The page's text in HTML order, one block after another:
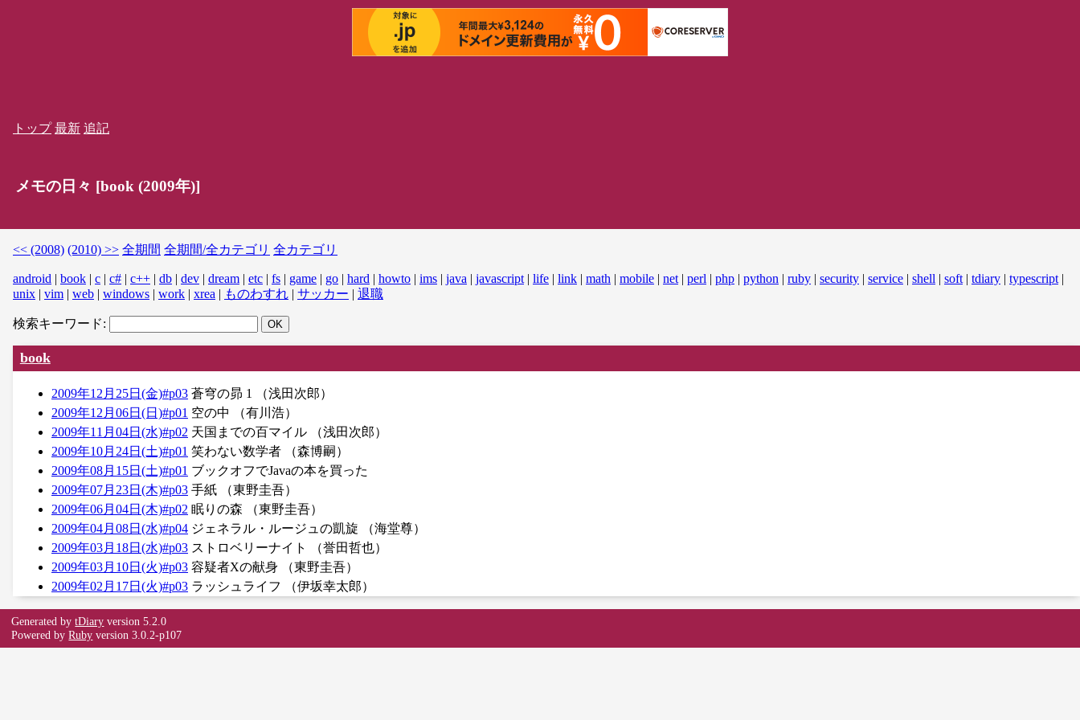
トップ 最新 追記
メモの日々 [book (2009年)]
<< (2008) (2010) >> 全期間 全期間/全カテゴリ 全カテゴリ
android | book | c | c# | c++ | db | dev | dream | etc | fs | game | go | hard | howto | ims | java | javascript | life | link | math | mobile | net | perl | php | python | ruby | security | service | shell | soft | tdiary | typescript |
unix | vim | web | windows | work | xrea | ものわすれ | サッカー | 退職
検索キーワード:
book
2009年12月25日(金)#p03 蒼穹の昴 1 （浅田次郎）
2009年12月06日(日)#p01 空の中 （有川浩）
2009年11月04日(水)#p02 天国までの百マイル （浅田次郎）
2009年10月24日(土)#p01 笑わない数学者 （森博嗣）
2009年08月15日(土)#p01 ブックオフでJavaの本を買った
2009年07月23日(木)#p03 手紙 （東野圭吾）
2009年06月04日(木)#p02 眠りの森 （東野圭吾）
2009年04月08日(水)#p04 ジェネラル・ルージュの凱旋 （海堂尊）
2009年03月18日(水)#p03 ストロベリーナイト （誉田哲也）
2009年03月10日(火)#p03 容疑者Xの献身 （東野圭吾）
2009年02月17日(火)#p03 ラッシュライフ （伊坂幸太郎）
Generated bytDiary version 5.2.0
Powered byRuby version 3.0.2-p107